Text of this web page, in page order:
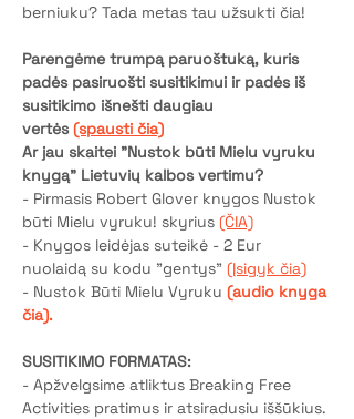
berniuku? Tada metas tau užsukti čia!
Parengėme trumpą paruoštuką, kuris
padės pasiruošti susitikimui ir padės iš
susitikimo išnešti daugiau
vertės (spausti čia)
Ar jau skaitei "Nustok būti Mielu vyruku
knygą" Lietuvių kalbos vertimu?
- Pirmasis Robert Glover knygos Nustok
būti Mielu vyruku! skyrius (ČIA)
- Knygos leidėjas suteikė - 2 Eur
nuolaidą su kodu "gentys" (Įsigyk čia)
- Nustok Būti Mielu Vyruku (audio knyga
čia).
SUSITIKIMO FORMATAS:
- Apžvelgsime atliktus Breaking Free
Activities pratimus ir atsiradusiu iššūkius.